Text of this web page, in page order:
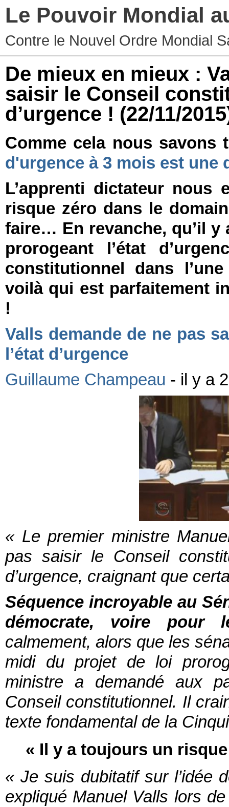
Le Pouvoir Mondial
Contre le Nouvel Ordre Mondial
De mieux en mieux :
saisir le Conseil
d’urgence ! (22/11/
Comme cela nous savons
d'urgence à 3 mois est
L’apprenti dictateur nous
risque zéro dans le
faire… En revanche, qu’il
prorogeant l’état
constitutionnel dans
voilà qui est parfaitement
!
Valls demande de ne pas
l’état d’urgence
Guillaume Champeau - il y a
« Le premier ministre
pas saisir le Conseil
d’urgence, craignant que
Séquence incroyable au
démocrate, voire pour
calmement, alors que les
midi du projet de loi
ministre a demandé aux
Conseil constitutionnel. Il
texte fondamental de la
« Il y a toujours un
« Je suis dubitatif sur l’idée
expliqué Manuel Valls lors